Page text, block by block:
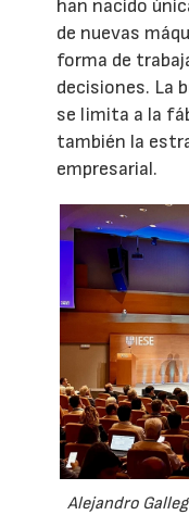
han nacido
de nuevas
forma de
decisiones. La
se limita a la
también la
empresarial.
Alejandro